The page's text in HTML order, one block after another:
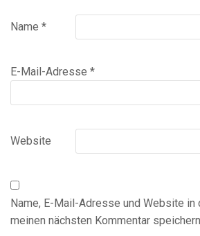
Name *
E-Mail-Adresse *
Website
Name, E-Mail-Adresse und Website
meinen nächsten Kommentar